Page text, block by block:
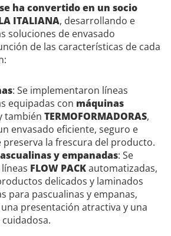
ha convertido en un socio
ITALIANA, desarrollando e
soluciones de envasado
de las características de cada
: Se implementaron líneas
equipadas con máquinas
también TERMOFORMADORAS,
envasado eficiente, seguro e
preserva la frescura del producto.
y empanadas: Se
FLOW PACKautomatizadas,
delicados y laminados
para pascualinas y empanas,
presentación atractiva y una